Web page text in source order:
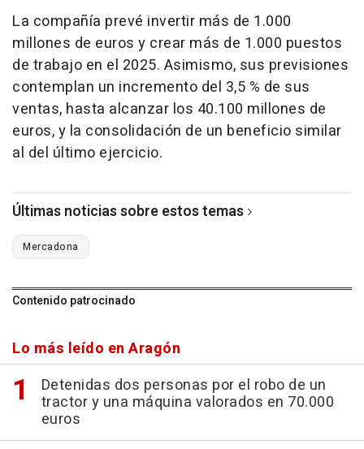
La compañía prevé invertir más de 1.000
millones de euros y crear más de 1.000 puestos
de trabajo en el 2025. Asimismo, sus previsiones
contemplan un incremento del 3,5 % de sus
ventas, hasta alcanzar los 40.100 millones de
euros, y la consolidación de un beneficio similar
al del último ejercicio.
Últimas noticias sobre estos temas
Mercadona
Contenido patrocinado
Lo más leído en Aragón
Detenidas dos personas por el robo de un
tractor y una máquina valorados en 70.000
euros